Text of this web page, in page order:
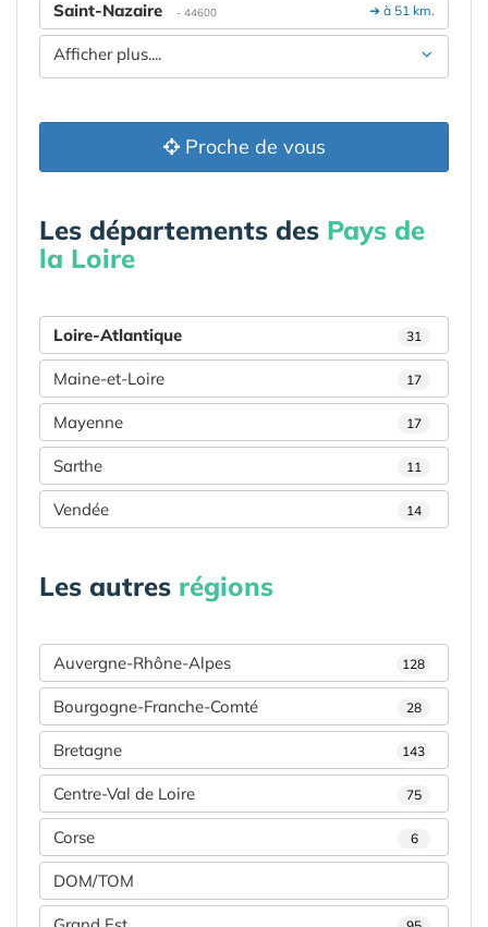
➔ à 51 km.
Saint-Nazaire - 44600
Afficher plus....
Proche de vous
Les départements des Pays de
la Loire
Loire-Atlantique 31
Maine-et-Loire 17
Mayenne 17
Sarthe 11
Vendée 14
Les autres régions
Auvergne-Rhône-Alpes 128
Bourgogne-Franche-Comté 28
Bretagne 143
Centre-Val de Loire 75
Corse 6
DOM/TOM